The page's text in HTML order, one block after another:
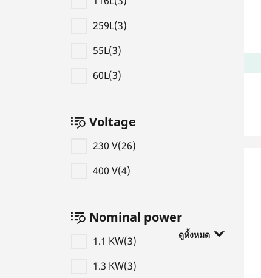
259L(3)
55L(3)
60L(3)
Voltage
230 V(26)
400 V(4)
Nominal power
ดูทั้งหมด
1.1 KW(3)
1.3 KW(3)